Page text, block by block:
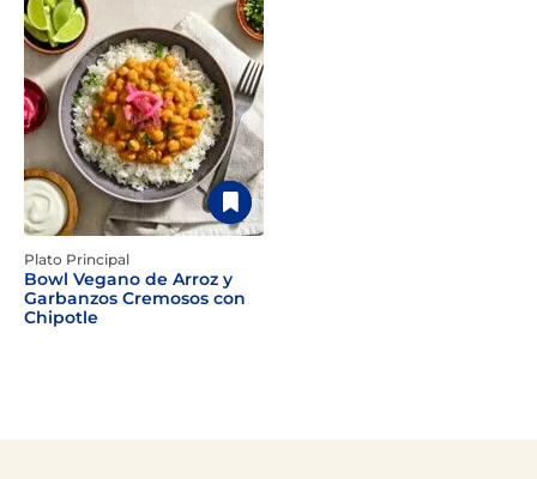
Plato Principal
Bowl Vegano de Arroz y
Garbanzos Cremosos con
Chipotle